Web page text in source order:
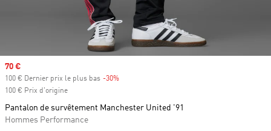
Prix soldé
70 €
100 € Dernier prix le plus bas -30%
100 € Prix d'origine
Pantalon de survêtement Manchester United '91
Hommes Performance